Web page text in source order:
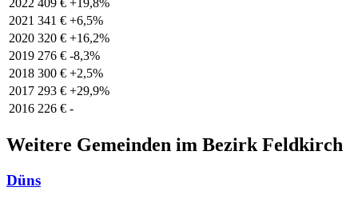
2022 409 € +19,8%
2021 341 € +6,5%
2020 320 € +16,2%
2019 276 € -8,3%
2018 300 € +2,5%
2017 293 € +29,9%
2016 226 € -
Weitere Gemeinden im Bezirk Feldkirch
Düns